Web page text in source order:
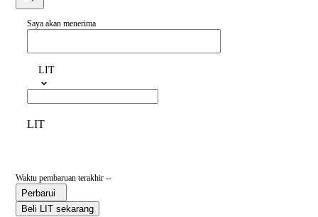
Saya akan menerima
LIT
LIT
Waktu pembaruan terakhir --
Perbarui
Beli LIT sekarang